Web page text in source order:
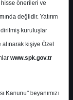
0
hisse önerileri ve
değildir. Yatırım
kuruluşlar
kişiye Özel
www.spk.gov.tr
Kanunu" beyanımızı